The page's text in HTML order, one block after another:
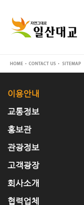
이용안내
교통정보
홍보관
관광정보
고객광장
회사소개
협력업체